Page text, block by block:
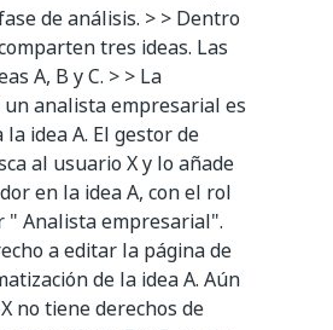
de análisis. > > Dentro
tres ideas. Las
A, B y C. > > La
analista empresarial es
idea A. El gestor de
al usuario X y lo añade
en la idea A, con el rol
" Analista empresarial".
a editar la página de
de la idea A. Aún
no tiene derechos de